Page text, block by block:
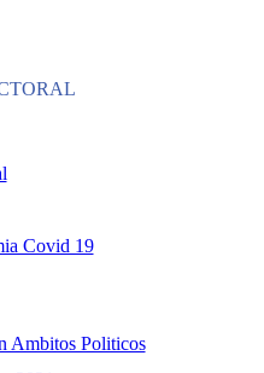
Covid 19
Ambitos Politicos